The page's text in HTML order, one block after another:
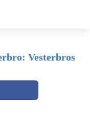
Vesterbros